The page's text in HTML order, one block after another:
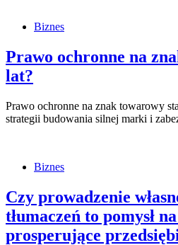
Biznes
Prawo ochronne na
lat?
Prawo ochronne na znak towarowy
strategii budowania silnej marki i
Biznes
Czy prowadzenie
tłumaczeń to pomysł
prosperujące